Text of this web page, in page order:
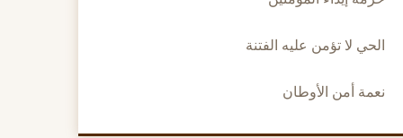
الحي لا تؤمن عليه الفتنة
نعمة أمن الأوطان